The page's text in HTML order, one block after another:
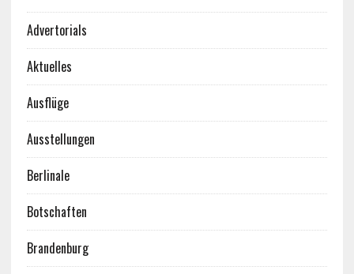
Advertorials
Aktuelles
Ausflüge
Ausstellungen
Berlinale
Botschaften
Brandenburg